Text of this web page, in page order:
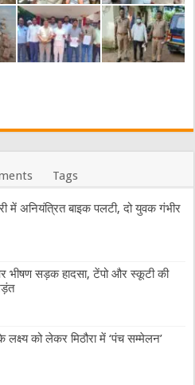
Tags
में अनियंत्रित बाइक पलटी, दो युवक गंभीर
पर भीषण सड़क हादसा, टेंपो और स्कूटी की
लक्ष्य को लेकर मिठौरा में ‘पंच सम्मेलन’